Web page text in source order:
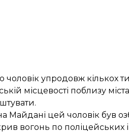
чоловік упродовж кількох
місцевості поблизу
Майдані цей чоловік був
вогонь по